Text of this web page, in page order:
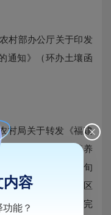
部办公厅关于印发
通知》（环办土壤函
局关于转发《福建
于开展畜禽养殖禁养
求，2019年9月下旬
农村局对我区禁养区
单位的意见，编制完
内容
能？